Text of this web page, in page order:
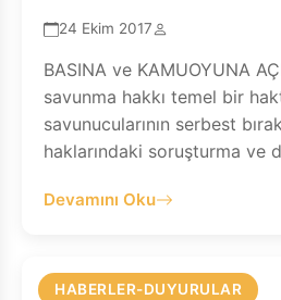
24 Ekim 2017
BASINA ve KAMUOYUNA
savunma hakkı temel bir
savunucularının serbest
haklarındaki soruşturma ve
Devamını Oku
HABERLER-DUYURULAR